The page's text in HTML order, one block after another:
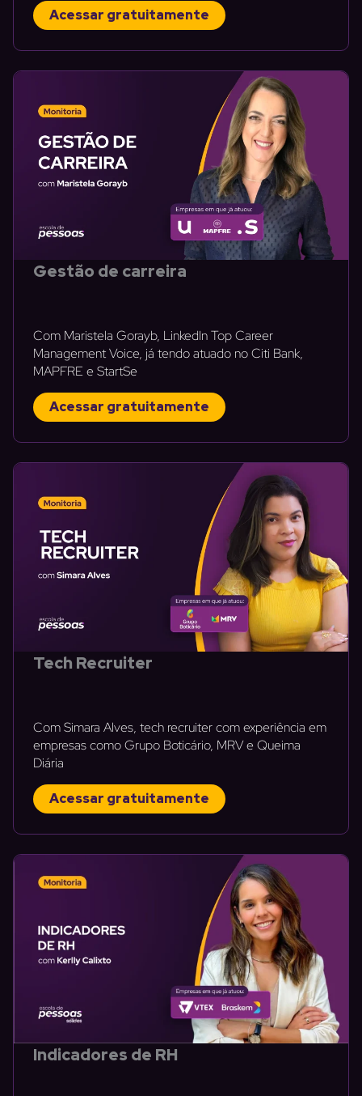
Acessar gratuitamente
Gestão de carreira
Com Maristela Gorayb, LinkedIn Top Career
Management Voice, já tendo atuado no Citi Bank,
MAPFRE e StartSe
Acessar gratuitamente
Tech Recruiter
Com Simara Alves, tech recruiter com experiência em
empresas como Grupo Boticário, MRV e Queima
Diária
Acessar gratuitamente
Indicadores de RH